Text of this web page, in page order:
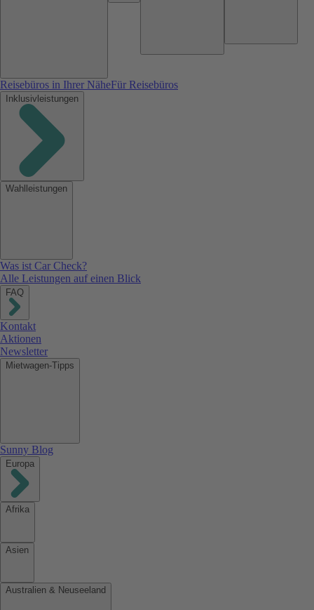
Reisebüros in Ihrer NäheFür Reisebüros
Inklusivleistungen
Wahlleistungen
Was ist Car Check?
Alle Leistungen auf einen Blick
FAQ
Kontakt
Aktionen
Newsletter
Mietwagen-Tipps
Sunny Blog
Europa
Afrika
Asien
Australien & Neuseeland